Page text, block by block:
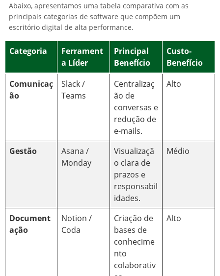
Abaixo, apresentamos uma tabela comparativa com as
principais categorias de software que compõem um
escritório digital de alta performance.
Categoria
Ferrament
a Líder
Principal
Benefício
Custo-
Benefício
Comunicaç
ão
Slack /
Teams
Centralizaç
ão de
conversas e
redução de
e-mails.
Alto
Gestão
Asana /
Monday
Visualizaçã
o clara de
prazos e
responsabil
idades.
Médio
Document
ação
Notion /
Coda
Criação de
bases de
conhecime
nto
colaborativ
Alto